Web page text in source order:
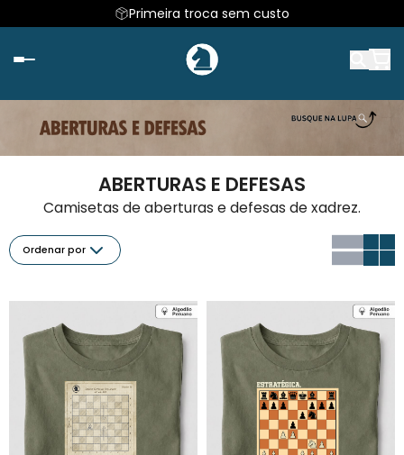
Primeira troca sem custo
ABERTURAS E DEFESAS
Camisetas de aberturas e defesas de xadrez.
Ordenar por